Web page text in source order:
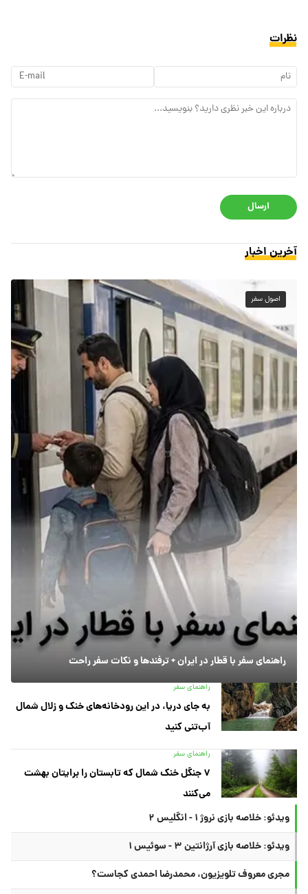
نظرات
ارسال
آخرین اخبار
اصول سفر
راهنمای سفر با قطار در ایران + ترفندها و نکات سفر راحت
راهنمای سفر
به جای دریا، در این رودخانه‌های خنک و زلال شمال
آب‌تنی کنید
راهنمای سفر
۷ جنگل خنک شمال که تابستان را برایتان بهشت
می‌کنند
ویدئو: خلاصه بازی نروژ ۱ - انگلیس ۲
ویدئو: خلاصه بازی آرژانتین ۳ - سوئیس ۱
مجری معروف تلویزیون، محمدرضا احمدی کجاست؟